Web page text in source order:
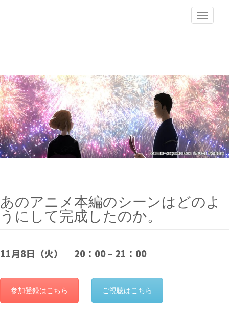
Toggle
あのアニメ本編のシーンはどのよ
うにして完成したのか。
11月8日（火） ｜20：00 – 21：00
参加登録はこちら ご視聴はこちら